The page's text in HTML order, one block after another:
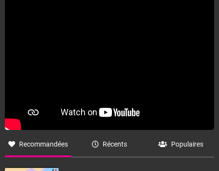
Recommandées Récents Populaires